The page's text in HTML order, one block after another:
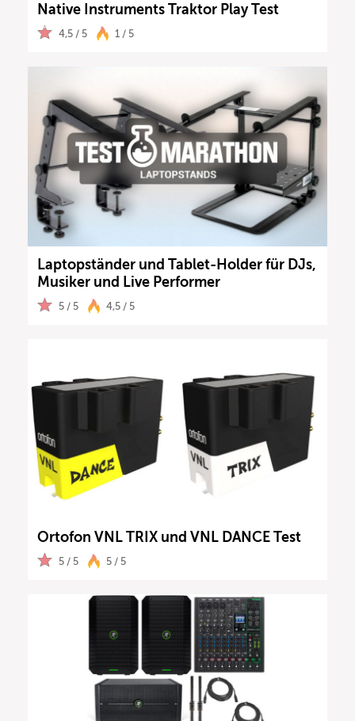
Native Instruments Traktor Play Test
4,5 / 5 1 / 5
Laptopständer und Tablet-Holder für DJs,
Musiker und Live Performer
5 / 5 4,5 / 5
Ortofon VNL TRIX und VNL DANCE Test
5 / 5 5 / 5